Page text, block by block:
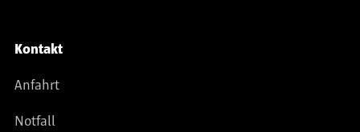
Kontakt
Anfahrt
Notfall